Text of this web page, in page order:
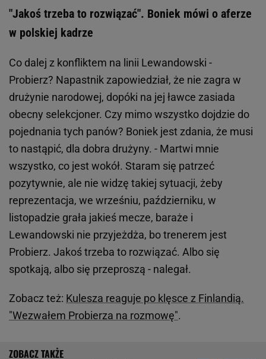
"Jakoś trzeba to rozwiązać". Boniek mówi o aferze
w polskiej kadrze
Co dalej z konfliktem na linii Lewandowski -
Probierz? Napastnik zapowiedział, że nie zagra w
drużynie narodowej, dopóki na jej ławce zasiada
obecny selekcjoner. Czy mimo wszystko dojdzie do
pojednania tych panów? Boniek jest zdania, że musi
to nastąpić, dla dobra drużyny. - Martwi mnie
wszystko, co jest wokół. Staram się patrzeć
pozytywnie, ale nie widzę takiej sytuacji, żeby
reprezentacja, we wrześniu, październiku, w
listopadzie grała jakieś mecze, baraże i
Lewandowski nie przyjeżdża, bo trenerem jest
Probierz. Jakoś trzeba to rozwiązać. Albo się
spotkają, albo się przeproszą - nalegał.
Zobacz też: Kulesza reaguje po klęsce z Finlandią.
"Wezwałem Probierza na rozmowę".